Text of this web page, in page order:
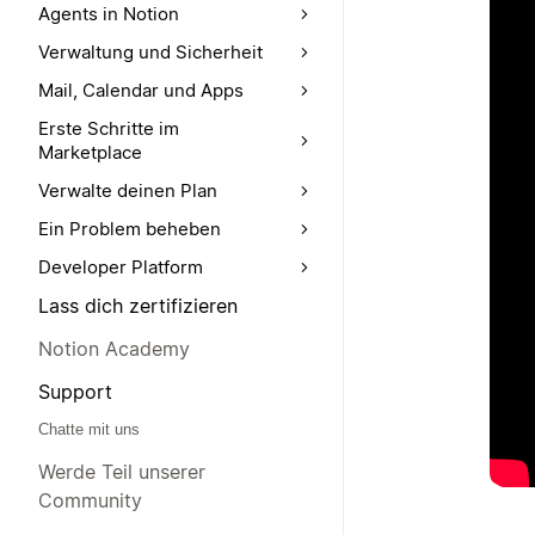
Agents in Notion
Verwaltung und Sicherheit
Mail, Calendar und Apps
Erste Schritte im
Marketplace
Verwalte deinen Plan
Ein Problem beheben
Developer Platform
Lass dich zertifizieren
Notion Academy
Support
Chatte mit uns
Werde Teil unserer
Community